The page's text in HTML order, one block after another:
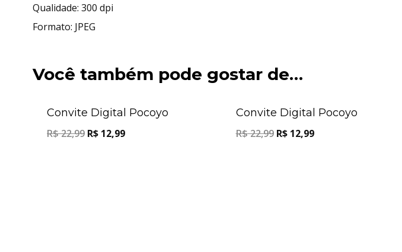
Qualidade: 300 dpi
Formato: JPEG
Você também pode gostar de…
Convite Digital Pocoyo
R$22,99 R$ 12,99
Convite Digital Pocoyo
R$22,99 R$12,99